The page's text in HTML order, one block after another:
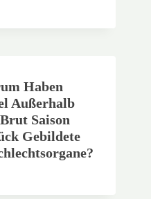
Haben
Außerhalb
Saison
Gebildete